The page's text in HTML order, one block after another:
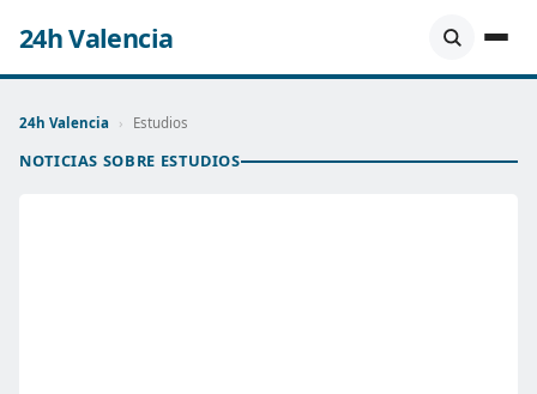
24h Valencia
24h Valencia › Estudios
NOTICIAS SOBRE ESTUDIOS